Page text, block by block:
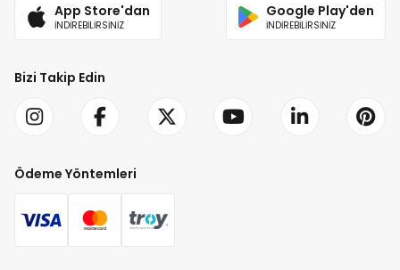
App Store'dan
İNDİREBİLİRSİNİZ
Google Play'den
İNDİREBİLİRSİNİZ
Bizi Takip Edin
Ödeme Yöntemleri